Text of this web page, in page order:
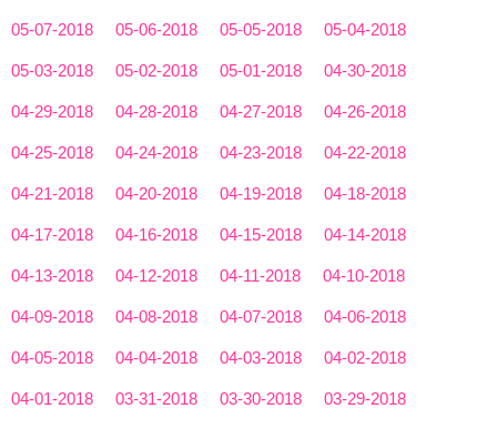
05-07-2018 05-06-2018 05-05-2018 05-04-2018
05-03-2018 05-02-2018 05-01-2018 04-30-2018
04-29-2018 04-28-2018 04-27-2018 04-26-2018
04-25-2018 04-24-2018 04-23-2018 04-22-2018
04-21-2018 04-20-2018 04-19-2018 04-18-2018
04-17-2018 04-16-2018 04-15-2018 04-14-2018
04-13-2018 04-12-2018 04-11-2018 04-10-2018
04-09-2018 04-08-2018 04-07-2018 04-06-2018
04-05-2018 04-04-2018 04-03-2018 04-02-2018
04-01-2018 03-31-2018 03-30-2018 03-29-2018